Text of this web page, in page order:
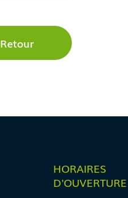
Retour
HORAIRES
D'OUVERTURE